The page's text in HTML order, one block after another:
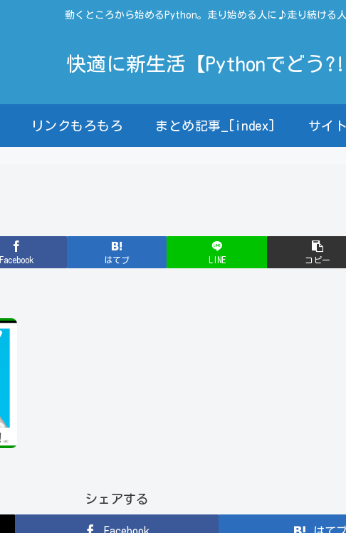
動くところから始めるPython。走り始める人に♪走り続ける
快適に新生活【Pythonでどう?!
リンクもろもろ まとめ記事_[index] サイ
Facebook はてブ LINE コピー
シェアする
Facebook はてブ